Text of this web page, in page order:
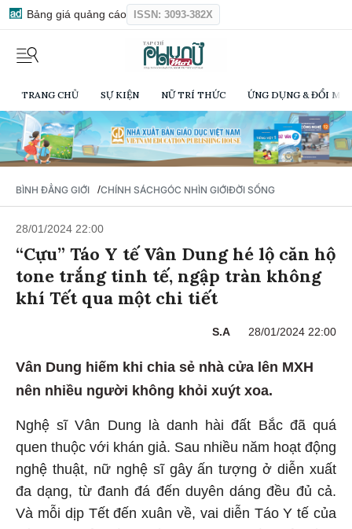
Bảng giá quảng cáo ISSN: 3093-382X
TRANG CHỦ SỰ KIỆN NỮ TRÍ THỨC ỨNG DỤNG & ĐỔI
BÌNH ĐẲNG GIỚI /CHÍNH SÁCHGÓC NHÌN GIỚIĐỜI SỐNG
28/01/2024 22:00
“Cựu” Táo Y tế Vân Dung hé lộ căn hộ
tone trắng tinh tế, ngập tràn không
khí Tết qua một chi tiết
S.A 28/01/2024 22:00
Vân Dung hiếm khi chia sẻ nhà cửa lên MXH
nên nhiều người không khỏi xuýt xoa.
Nghệ sĩ Vân Dung là danh hài đất Bắc đã quá
quen thuộc với khán giả. Sau nhiều năm hoạt động
nghệ thuật, nữ nghệ sĩ gây ấn tượng ở diễn xuất
đa dạng, từ đanh đá đến duyên dáng đều đủ cả.
Và mỗi dịp Tết đến xuân về, vai diễn Táo Y tế của